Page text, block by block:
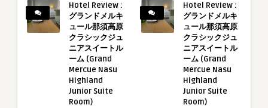
Hotel Review :
グランドメルキ
ュール那須高原
クラシックジュ
ニアスイートル
ーム (Grand
Mercue Nasu
Highland
Junior Suite
Room)
Hotel Review :
グランドメルキ
ュール那須高原
クラシックジュ
ニアスイートル
ーム (Grand
Mercue Nasu
Highland
Junior Suite
Room)